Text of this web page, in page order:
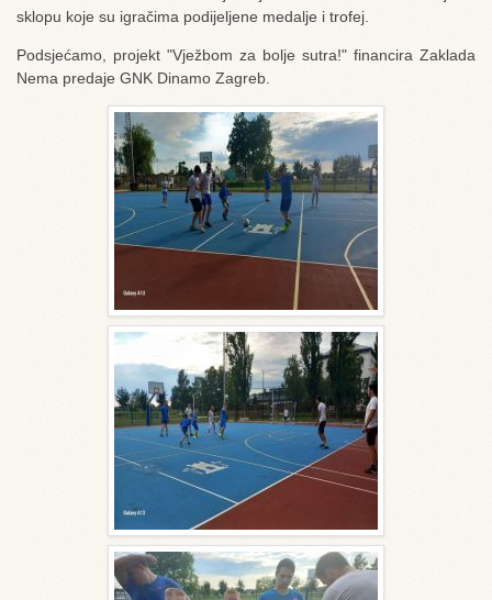
sklopu koje su igračima podijeljene medalje i trofej.
Podsjećamo, projekt "Vježbom za bolje sutra!" financira Zaklada
Nema predaje GNK Dinamo Zagreb.